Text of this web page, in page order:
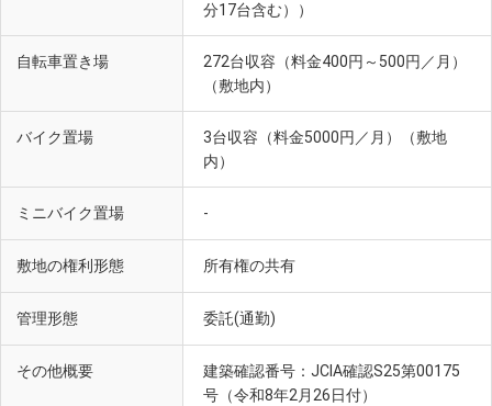
分17台含む））
自転車置き場
272台収容（料金400円～500円／月）
（敷地内）
バイク置場
3台収容（料金5000円／月）（敷地
内）
ミニバイク置場 -
敷地の権利形態 所有権の共有
管理形態 委託(通勤)
その他概要
建築確認番号：JCIA確認S25第00175
号（令和8年2月26日付）